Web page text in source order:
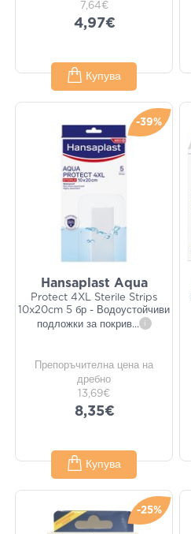
7,64€
4,97€
Купува
-39%
Hansaplast Aqua
Protect 4XL Sterile Strips
10x20cm 5 бр - Водоустойчиви
подложки за покрив... i
Препоръчителна цена на
дребно
13,69€
8,35€
Купува
-25%